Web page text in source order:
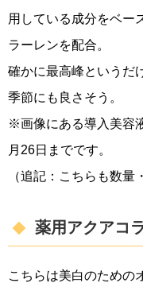
用している成分をベー
ラーレンを配合。
確かに最高峰というだ
季節にも良さそう。
※画像にある導入美容
月26日までです。
（追記：こちらも数量
薬用アクアコ
こちらは美白のための